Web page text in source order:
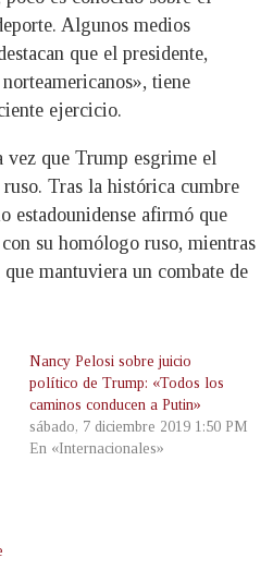
Algunos medios
que el presidente,
tiene
ejercicio.
vez que Trump esgrime el
Tras la histórica cumbre
estadounidense afirmó que
su homólogo ruso, mientras
mantuviera un combate de
Nancy Pelosi sobre juicio
político de Trump: «Todos los
caminos conducen a Putin»
sábado, 7 diciembre 2019 1:50 PM
En «Internacionales»